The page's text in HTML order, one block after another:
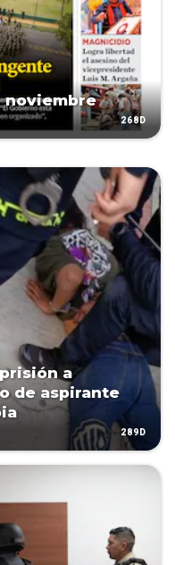
noviembre
268D
a
de aspirante
289D